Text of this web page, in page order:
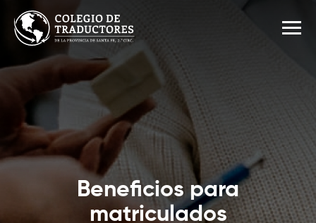
Inicio
Institucional
Matriculación
Beneficios
Área matriculados
Beneficios para
matriculados